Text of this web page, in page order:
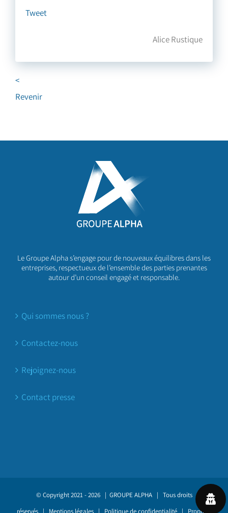
Tweet
Alice Rustique
<
Revenir
Le Groupe Alpha s’engage pour de nouveaux équilibres dans les
entreprises, respectueux de l’ensemble des parties prenantes
autour d’un conseil engagé et responsable.
Qui sommes nous ?
Contactez-nous
Rejoignez-nous
Contact presse
© Copyright 2021 -2026 | GROUPE ALPHA| Tous droits
réservés | Mentions légales | Politique de confidentialité | Propulsé